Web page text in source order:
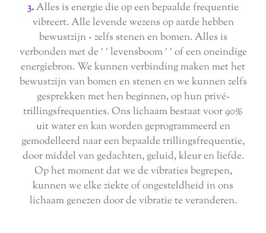
3.Alles is energie die op een bepaalde frequentie
vibreert. Alle levende wezens op aarde hebben
bewustzijn - zelfs stenen en bomen. Alles is
verbonden met de ′ ′ levensboom ′ ′ of een oneindige
energiebron. We kunnen verbinding maken met het
bewustzijn van bomen en stenen en we kunnen zelfs
gesprekken met hen beginnen, op hun privé-
trillingsfrequenties. Ons lichaam bestaat voor 90%
uit water en kan worden geprogrammeerd en
gemodelleerd naar een bepaalde trillingsfrequentie,
door middel van gedachten, geluid, kleur en liefde.
Op het moment dat we de vibraties begrepen,
kunnen we elke ziekte of ongesteldheid in ons
lichaam genezen door de vibratie te veranderen.